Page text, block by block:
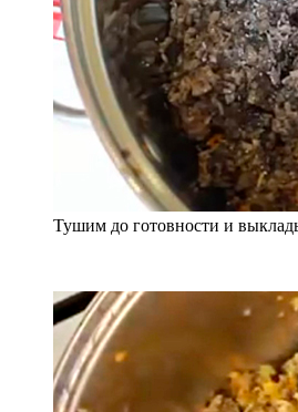
Тушим до готовности и